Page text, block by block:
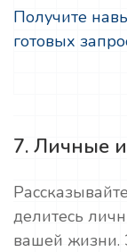
Получите
готовых
7. Личные
делитесь
вашей жизни.